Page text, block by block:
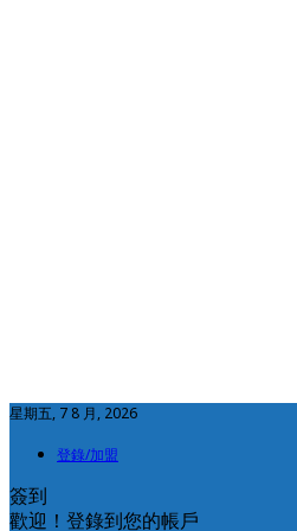
星期五, 7 8 月, 2026
登錄/加盟
簽到
歡迎！登錄到您的帳戶